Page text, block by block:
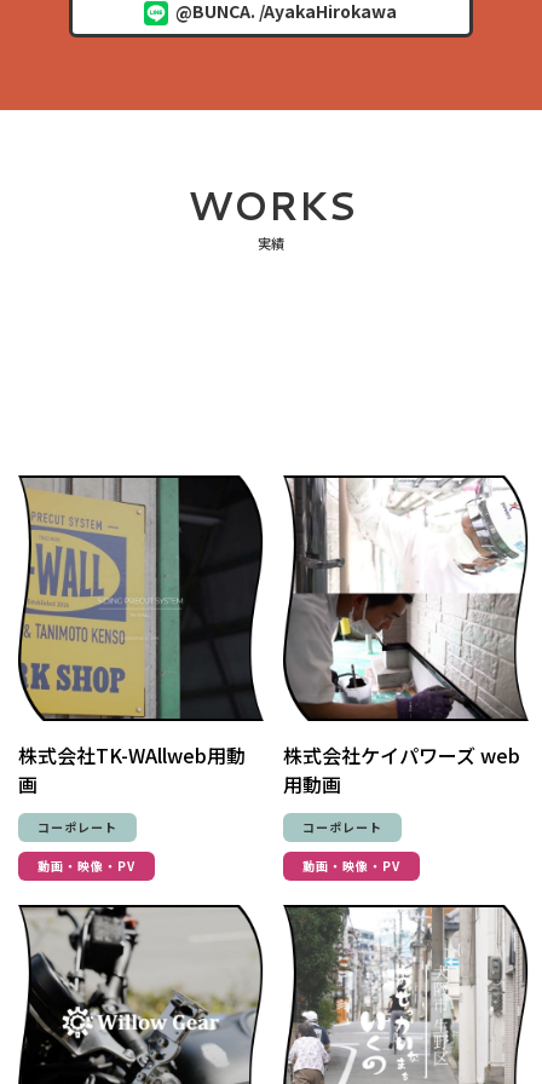
@BUNCA. /AyakaHirokawa
WORKS
実績
株式会社TK-WAllweb用動
画
コーポレート
動画・映像・PV
株式会社ケイパワーズ web
用動画
コーポレート
動画・映像・PV